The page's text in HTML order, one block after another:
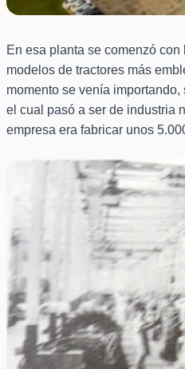
En esa planta se comenzó
modelos de tractores más
momento se venía
el cual pasó a ser de industria
empresa era fabricar unos